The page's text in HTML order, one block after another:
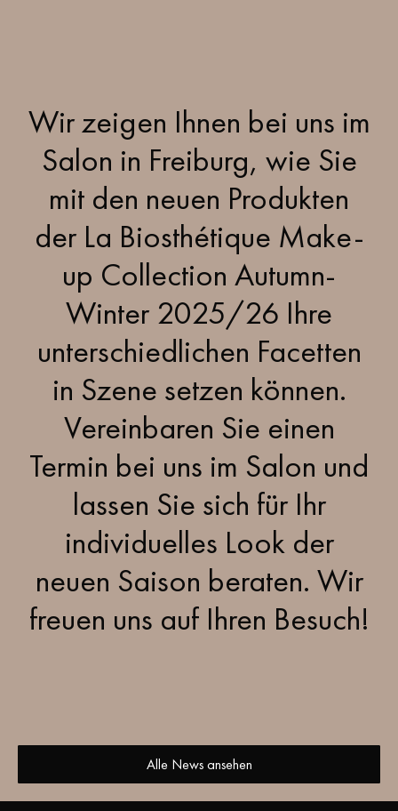
Wir zeigen Ihnen bei uns im
Salon in Freiburg, wie Sie
mit den neuen Produkten
der La Biosthétique Make-
up Collection Autumn-
Winter 2025/26 Ihre
unterschiedlichen Facetten
in Szene setzen können.
Vereinbaren Sie einen
Termin bei uns im Salon und
lassen Sie sich für Ihr
individuelles Look der
neuen Saison beraten. Wir
freuen uns auf Ihren Besuch!
Alle News ansehen